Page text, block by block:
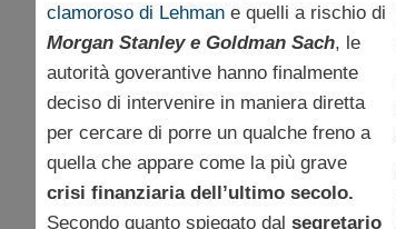
clamoroso di Lehman e quelli a rischio di
Morgan Stanley e Goldman Sach, le
autorità goverantive hanno finalmente
deciso di intervenire in maniera diretta
per cercare di porre un qualche freno a
quella che appare come la più grave
crisi finanziaria dell’ultimo secolo.
Secondo quanto spiegato dal segretario